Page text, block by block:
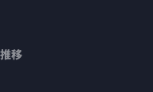
移